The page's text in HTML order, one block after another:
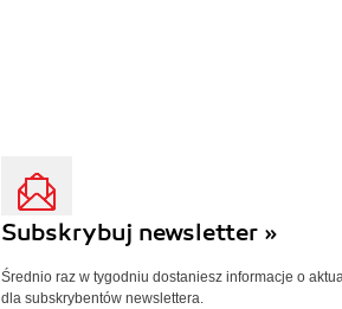
Subskrybuj newsletter »
Średnio raz w tygodniu dostaniesz informacje o
dla subskrybentów newslettera.